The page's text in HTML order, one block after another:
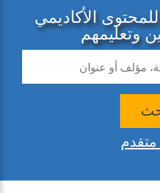
الأكاديمي
وتعليمهم